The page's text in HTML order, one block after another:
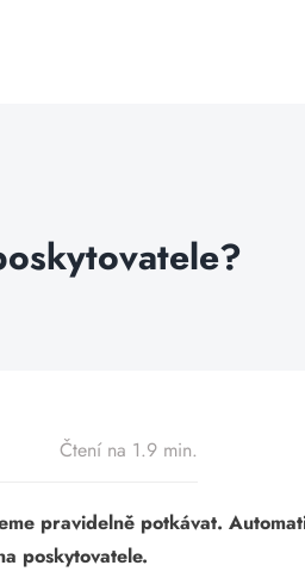
Čtení na 1.9 min.
pravidelně potkávat.
poskytovatele.